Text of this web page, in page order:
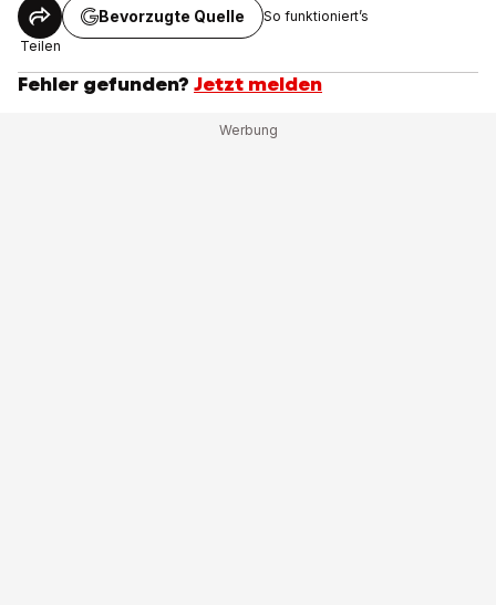
Teilen
Bevorzugte Quelle So funktioniert’s
Fehler gefunden? Jetzt melden